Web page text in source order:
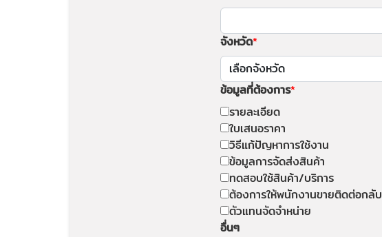
จังหวัด
ข้อมูลที่ต้องการ
รายละเอียด
ใบเสนอราคา
วิธีแก้ปัญหาการใช้งาน
ข้อมูลการจัดส่งสินค้า
ทดสอบใช้สินค้า/บริการ
ต้องการให้พนักงานขายติดต่อกลับ
ตัวแทนจัดจำหน่าย
อื่นๆ